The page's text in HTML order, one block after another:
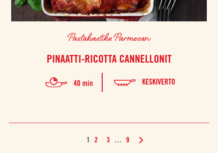
Pastakastike Parmesan
PINAATTI-RICOTTA CANNELLONIT
40 min KESKIVERTO
1 2 3 … 9